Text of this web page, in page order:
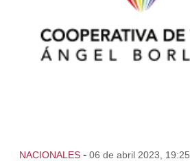
NACIONALES - 06 de abril 2023, 19:25